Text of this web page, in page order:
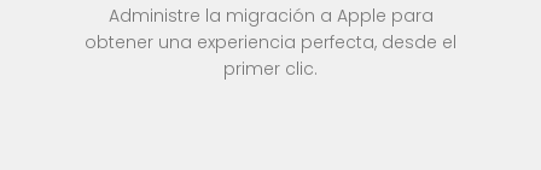
Administre la migración a Apple para
obtener una experiencia perfecta, desde el
primer clic.